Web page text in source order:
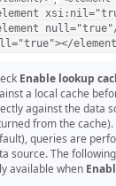
Enable lookup
a local cache
against the data
from the
queries are
source. The
available when